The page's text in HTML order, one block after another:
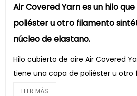
Air Covered Yarn es un hilo
poliéster u otro filamento
núcleo de elastano.
Hilo cubierto de aire Air Covered Yarn es un hilo que
tiene una capa de poliéster u otro
LEER MÁS